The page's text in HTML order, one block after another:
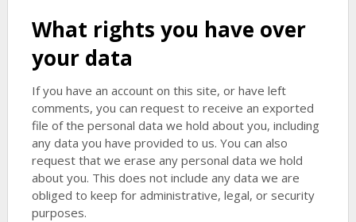
What rights you have over
your data
If you have an account on this site, or have left
comments, you can request to receive an exported
file of the personal data we hold about you, including
any data you have provided to us. You can also
request that we erase any personal data we hold
about you. This does not include any data we are
obliged to keep for administrative, legal, or security
purposes.